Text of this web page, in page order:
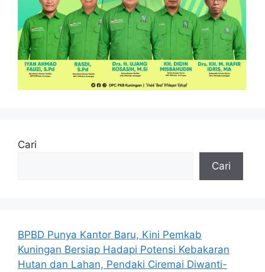
Cari
Cari
BPBD Punya Kantor Baru, Kini Pemkab
Kuningan Bersiap Hadapi Potensi Kebakaran
Hutan dan Lahan, Pendaki Ciremai Diwanti-